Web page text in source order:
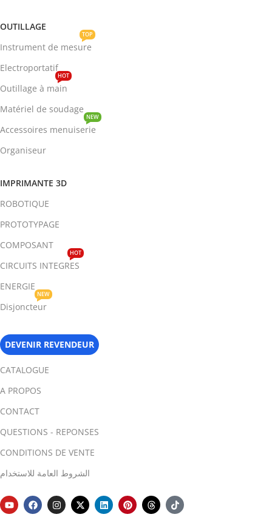
OUTILLAGE
Instrument de mesure
TOP
Electroportatif
Outillage à main
HOT
Matériel de soudage
Accessoires menuiserie
NEW
Organiseur
IMPRIMANTE 3D
ROBOTIQUE
PROTOTYPAGE
COMPOSANT
CIRCUITS INTEGRES
HOT
ENERGIE
Disjoncteur
NEW
DEVENIR REVENDEUR
CATALOGUE
A PROPOS
CONTACT
QUESTIONS - REPONSES
CONDITIONS DE VENTE
الشروط العامة للاستخدام